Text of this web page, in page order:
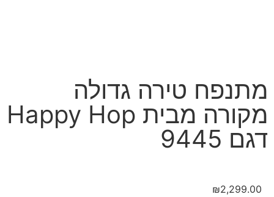
מתנפח טירה גדולה
מקורה מבית Happy Hop
דגם 9445
₪2,299.00